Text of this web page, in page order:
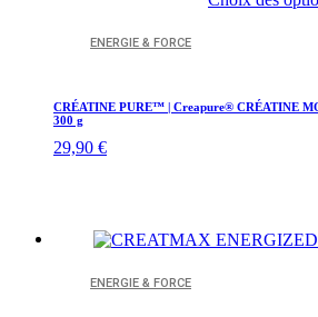
ENERGIE & FORCE
CRÉATINE PURE™ | Creapure® CRÉATINE
300 g
29,90 €
ENERGIE & FORCE